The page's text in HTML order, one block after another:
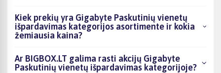
Kiek prekių yra Gigabyte Paskutinių vienetų
išpardavimas kategorijos asortimente ir kokia
žemiausia kaina?
Ar BIGBOX.LT galima rasti akcijų Gigabyte
Paskutinių vienetų išpardavimas kategorijoje?